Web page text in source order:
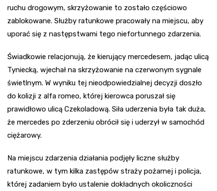
ruchu drogowym, skrzyżowanie to zostało częściowo
zablokowane. Służby ratunkowe pracowały na miejscu, aby
uporać się z następstwami tego niefortunnego zdarzenia.
Świadkowie relacjonują, że kierujący mercedesem, jadąc ulicą
Tyniecką, wjechał na skrzyżowanie na czerwonym sygnale
świetlnym. W wyniku tej nieodpowiedzialnej decyzji doszło
do kolizji z alfa romeo, której kierowca poruszał się
prawidłowo ulicą Czekoladową. Siła uderzenia była tak duża,
że mercedes po zderzeniu obrócił się i uderzył w samochód
ciężarowy.
Na miejscu zdarzenia działania podjęły liczne służby
ratunkowe, w tym kilka zastępów straży pożarnej i policja,
której zadaniem było ustalenie dokładnych okoliczności